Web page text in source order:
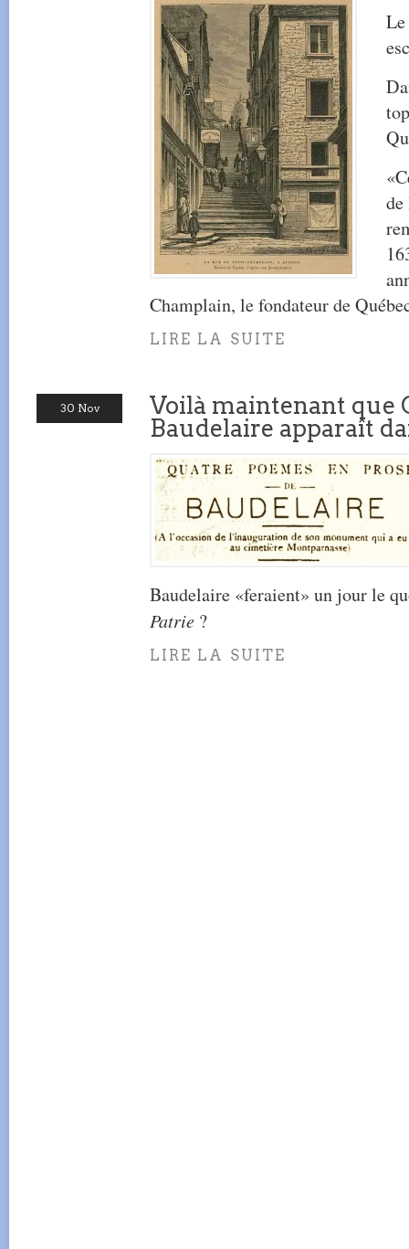
Champlain, le fondateur de
LIRE LA SUITE
30 Nov
Voilà maintenant que
Baudelaire apparaît
Baudelaire «feraient» un jour le
Patrie ?
LIRE LA SUITE